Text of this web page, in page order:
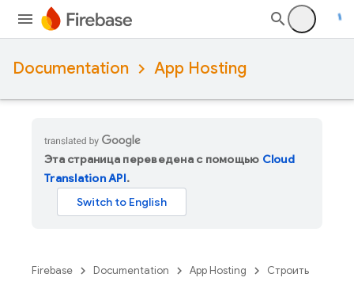
Documentation App Hosting
Эта страница переведена с помощью Cloud
Translation API.
Firebase Documentation App Hosting Строить